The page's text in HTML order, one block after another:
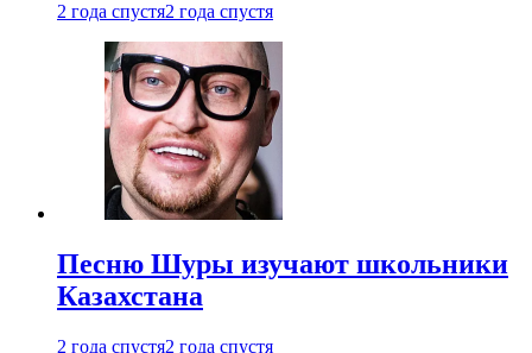
2 года спустя2 года спустя
Песню Шуры изучают школьники
Казахстана
2 года спустя2 года спустя